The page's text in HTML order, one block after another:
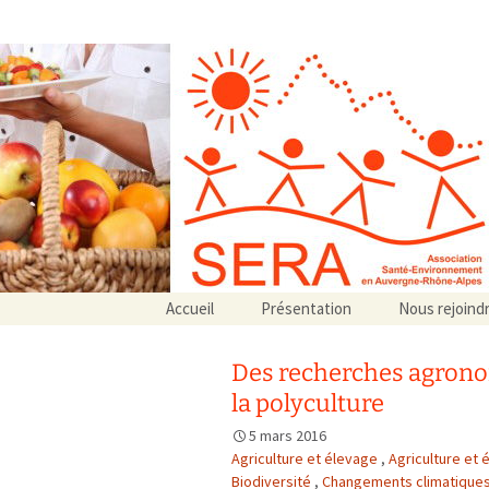
Aller
au
Accueil Présentation
Associations partenaires
Associations adhérentes
Nous
Des recherches
la polyculture
5 mars 2016
Agriculture et élevage , Agriculture et
Biodiversité , Changements climatiques